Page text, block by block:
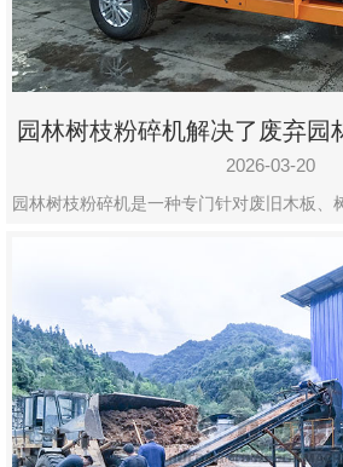
园林树枝粉碎机解决了废弃园
利用
2026-03-20
园林树枝粉碎机是一种专门针对废旧木板、